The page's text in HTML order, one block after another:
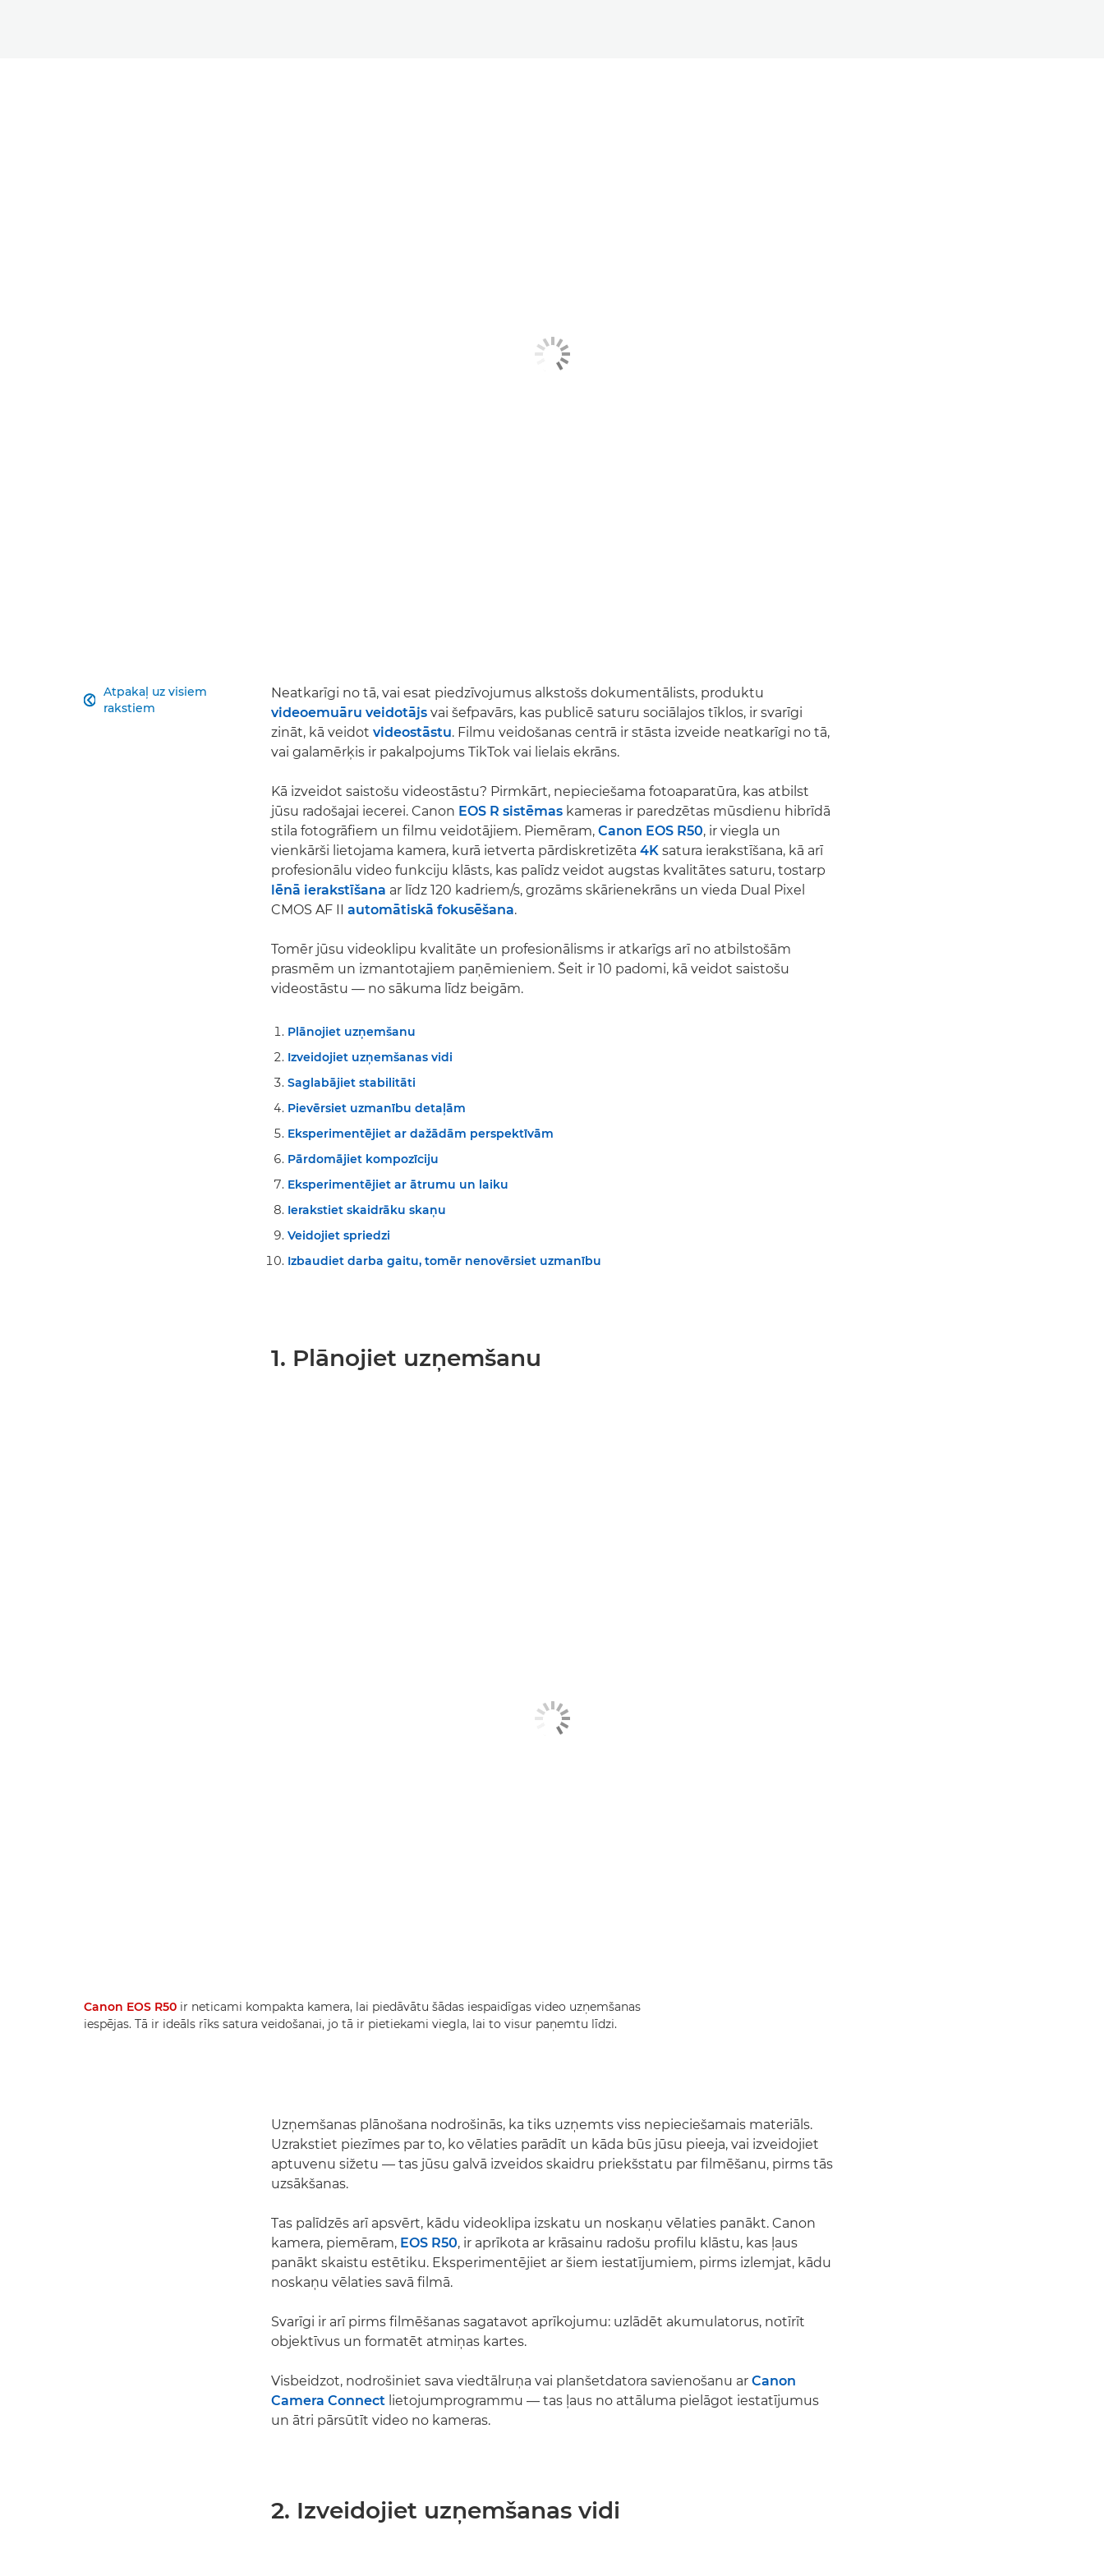
Atpakaļ uz visiem
rakstiem

Neatkarīgi no tā, vai esat piedzīvojumus alkstošs dokumentālists, produktu
videoemuāru veidotājs vai šefpavārs, kas publicē saturu sociālajos tīklos, ir svarīgi
zināt, kā veidot videostāstu. Filmu veidošanas centrā ir stāsta izveide neatkarīgi no tā,
vai galamērķis ir pakalpojums TikTok vai lielais ekrāns.
Kā izveidot saistošu videostāstu? Pirmkārt, nepieciešama fotoaparatūra, kas atbilst
jūsu radošajai iecerei. Canon EOS R sistēmas kameras ir paredzētas mūsdienu hibrīdā
stila fotogrāfiem un filmu veidotājiem. Piemēram, Canon EOS R50, ir viegla un
vienkārši lietojama kamera, kurā ietverta pārdiskretizēta 4K satura ierakstīšana, kā arī
profesionālu video funkciju klāsts, kas palīdz veidot augstas kvalitātes saturu, tostarp
lēnā ierakstīšana ar līdz 120 kadriem/s, grozāms skārienekrāns un vieda Dual Pixel
CMOS AF II automātiskā fokusēšana.
Tomēr jūsu videoklipu kvalitāte un profesionālisms ir atkarīgs arī no atbilstošām
prasmēm un izmantotajiem paņēmieniem. Šeit ir 10 padomi, kā veidot saistošu
videostāstu — no sākuma līdz beigām.
Plānojiet uzņemšanu
Izveidojiet uzņemšanas vidi
Saglabājiet stabilitāti
Pievērsiet uzmanību detaļām
Eksperimentējiet ar dažādām perspektīvām
Pārdomājiet kompozīciju
Eksperimentējiet ar ātrumu un laiku
Ierakstiet skaidrāku skaņu
Veidojiet spriedzi
Izbaudiet darba gaitu, tomēr nenovērsiet uzmanību
1. Plānojiet uzņemšanu
Canon EOS R50 ir neticami kompakta kamera, lai piedāvātu šādas iespaidīgas video uzņemšanas
iespējas. Tā ir ideāls rīks satura veidošanai, jo tā ir pietiekami viegla, lai to visur paņemtu līdzi.
Uzņemšanas plānošana nodrošinās, ka tiks uzņemts viss nepieciešamais materiāls.
Uzrakstiet piezīmes par to, ko vēlaties parādīt un kāda būs jūsu pieeja, vai izveidojiet
aptuvenu sižetu — tas jūsu galvā izveidos skaidru priekšstatu par filmēšanu, pirms tās
uzsākšanas.
Tas palīdzēs arī apsvērt, kādu videoklipa izskatu un noskaņu vēlaties panākt. Canon
kamera, piemēram, EOS R50, ir aprīkota ar krāsainu radošu profilu klāstu, kas ļaus
panākt skaistu estētiku. Eksperimentējiet ar šiem iestatījumiem, pirms izlemjat, kādu
noskaņu vēlaties savā filmā.
Svarīgi ir arī pirms filmēšanas sagatavot aprīkojumu: uzlādēt akumulatorus, notīrīt
objektīvus un formatēt atmiņas kartes.
Visbeidzot, nodrošiniet sava viedtālruņa vai planšetdatora savienošanu ar Canon
Camera Connect lietojumprogrammu — tas ļaus no attāluma pielāgot iestatījumus
un ātri pārsūtīt video no kameras.
2. Izveidojiet uzņemšanas vidi